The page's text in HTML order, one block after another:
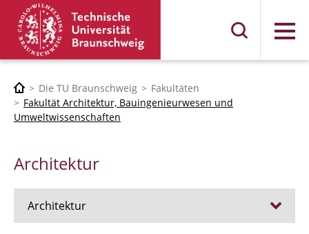
Menü
Die TU Braunschweig
Fakultäten
Fakultät Architektur, Bauingenieurwesen und
Umweltwissenschaften
Architektur
Architektur